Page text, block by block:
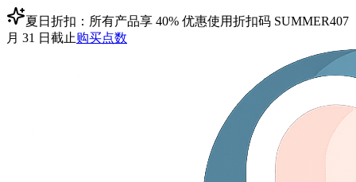
夏日折扣：所有产品享 40% 优惠使用折扣码 SUMMER407
月 31 日截止购买点数